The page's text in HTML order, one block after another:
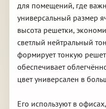
для помещений, где
универсальный размер
высота решетки,
светлый нейтральный
формирует тонкую
обеспечивает
цвет универсален в
Его используют в